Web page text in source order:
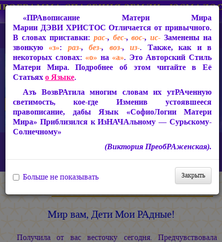
ИзТарические Документы из Жизни Матери Мира
Письма из застенков 1994-1997 гг.
Мир вам, Дети Мои РАдные!
Мария ДЭВИ ХРИСТОС
Мир вам, Дети Мои РАдные!
Получила от вас весточку сегодня. Предчувствовала
«ПРАвописание Матери Мира
Марии ДЭВИ ХРИСТОС Отличается от привычного.
В словах приставки: рас-, бес-,вос-,ис- Заменены на
звонкую «з»: раз-,без-, воз-,из-. Также, как и в
некоторых словах: «о» на «а». Это Авторский Стиль
Матери Мира. Подробнее об этом читайте в Её
Статьяхо Языке.
Азъ ВозвРАтила многим словам их утРАченную
светимость, кое-где Изменив устоявшееся
правописание, дабы Язык «СофиоЛогии Матери
Мира» Приблизился к ИзНАЧАльному — Сурьскому-
Солнечному»
(Виктория ПреобРАженская).
Закрыть
Больше не показывать